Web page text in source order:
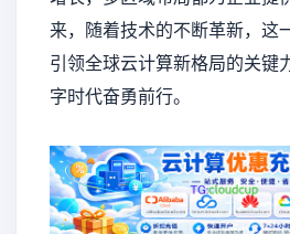
来，随着技术的不断革新，这
引领全球云计算新格局的关键
字时代奋勇前行。